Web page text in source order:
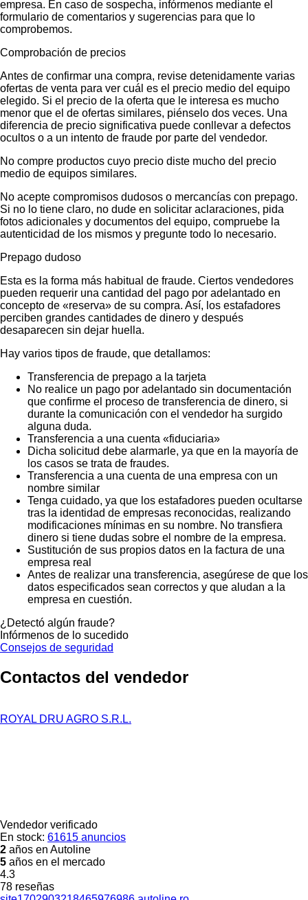
empresa. En caso de sospecha, infórmenos mediante el
formulario de comentarios y sugerencias para que lo
comprobemos.
Comprobación de precios
Antes de confirmar una compra, revise detenidamente varias
ofertas de venta para ver cuál es el precio medio del equipo
elegido. Si el precio de la oferta que le interesa es mucho
menor que el de ofertas similares, piénselo dos veces. Una
diferencia de precio significativa puede conllevar a defectos
ocultos o a un intento de fraude por parte del vendedor.
No compre productos cuyo precio diste mucho del precio
medio de equipos similares.
No acepte compromisos dudosos o mercancías con prepago.
Si no lo tiene claro, no dude en solicitar aclaraciones, pida
fotos adicionales y documentos del equipo, compruebe la
autenticidad de los mismos y pregunte todo lo necesario.
Prepago dudoso
Esta es la forma más habitual de fraude. Ciertos vendedores
pueden requerir una cantidad del pago por adelantado en
concepto de «reserva» de su compra. Así, los estafadores
perciben grandes cantidades de dinero y después
desaparecen sin dejar huella.
Hay varios tipos de fraude, que detallamos:
Transferencia de prepago a la tarjeta
No realice un pago por adelantado sin documentación
que confirme el proceso de transferencia de dinero, si
durante la comunicación con el vendedor ha surgido
alguna duda.
Transferencia a una cuenta «fiduciaria»
Dicha solicitud debe alarmarle, ya que en la mayoría de
los casos se trata de fraudes.
Transferencia a una cuenta de una empresa con un
nombre similar
Tenga cuidado, ya que los estafadores pueden ocultarse
tras la identidad de empresas reconocidas, realizando
modificaciones mínimas en su nombre. No transfiera
dinero si tiene dudas sobre el nombre de la empresa.
Sustitución de sus propios datos en la factura de una
empresa real
Antes de realizar una transferencia, asegúrese de que los
datos especificados sean correctos y que aludan a la
empresa en cuestión.
¿Detectó algún fraude?
Infórmenos de lo sucedido
Consejos de seguridad
Contactos del vendedor
ROYAL DRU AGRO S.R.L.
Vendedor verificado
En stock: 61615 anuncios
2 años en Autoline
5 años en el mercado
4.3
78 reseñas